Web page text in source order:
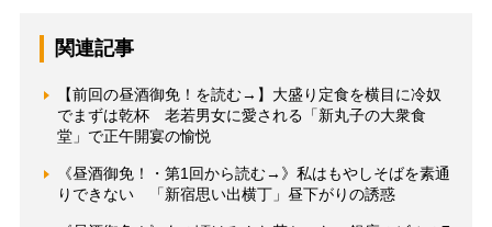
関連記事
【前回の昼酒御免！を読む→】大盛り定食を横目に冷奴
でまずは乾杯 老若男女に愛される「新丸子の大衆食
堂」で正午開宴の愉悦
《昼酒御免！・第1回から読む→》私はもやしそばを素通
りできない 「新宿思い出横丁」昼下がりの誘惑